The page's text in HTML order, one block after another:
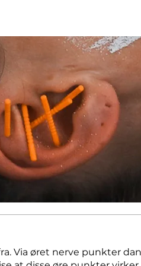
Via øret nerve punkter